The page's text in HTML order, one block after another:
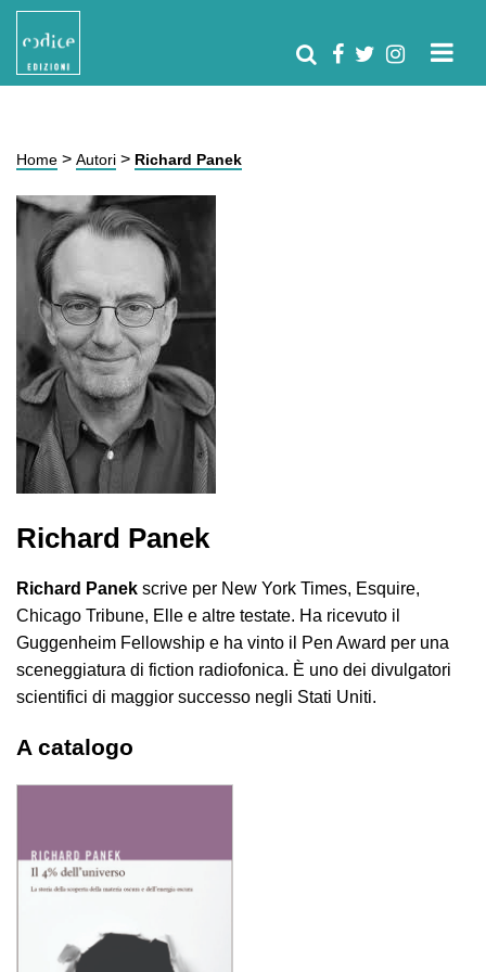
Home > Autori > Richard Panek
Richard Panek
Richard Panek scrive per New York Times, Esquire,
Chicago Tribune, Elle e altre testate. Ha ricevuto il
Guggenheim Fellowship e ha vinto il Pen Award per una
sceneggiatura di fiction radiofonica. È uno dei divulgatori
scientifici di maggior successo negli Stati Uniti.
A catalogo